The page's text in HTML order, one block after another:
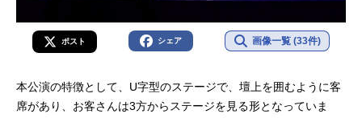
ポスト シェア 画像一覧 (33件)
本公演の特徴として、U字型のステージで、壇上を囲むように客
席があり、お客さんは3方からステージを見る形となっていま